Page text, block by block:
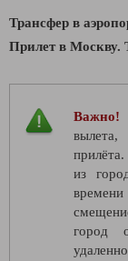
Трансфер в
Прилет в Москву.
Важно!
из
город